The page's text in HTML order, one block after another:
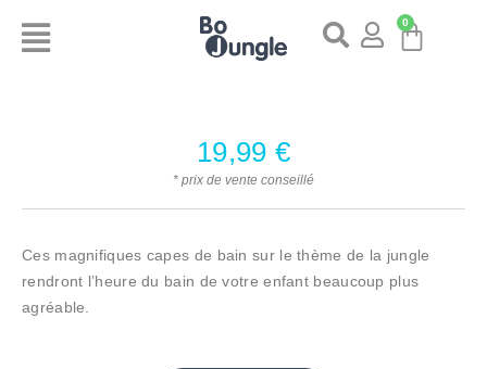
0
19,99 €
* prix de vente conseillé
Ces magnifiques capes de bain sur le thème de la jungle
rendront l’heure du bain de votre enfant beaucoup plus
agréable.